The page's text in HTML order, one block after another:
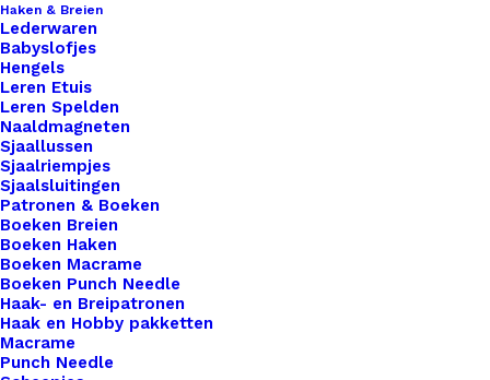
Haken & Breien
Lederwaren
Babyslofjes
Hengels
Leren Etuis
Leren Spelden
Naaldmagneten
Sjaallussen
Sjaalriempjes
Sjaalsluitingen
Patronen & Boeken
Boeken Breien
Boeken Haken
Boeken Macrame
Boeken Punch Needle
Haak- en Breipatronen
Haak en Hobby pakketten
Macrame
Punch Needle
65 op voorraad
Metalen
Vingerring,
Voor
Bolsteentjes
aantal
Toevoegen aan verlanglijst
Artikelnummer
Categorie
Hobby